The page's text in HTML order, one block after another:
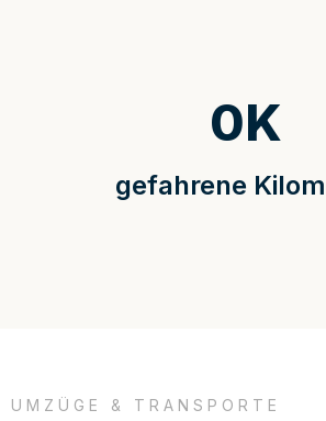
gefahrene
0K
UMZÜGE & TRANSPORTE